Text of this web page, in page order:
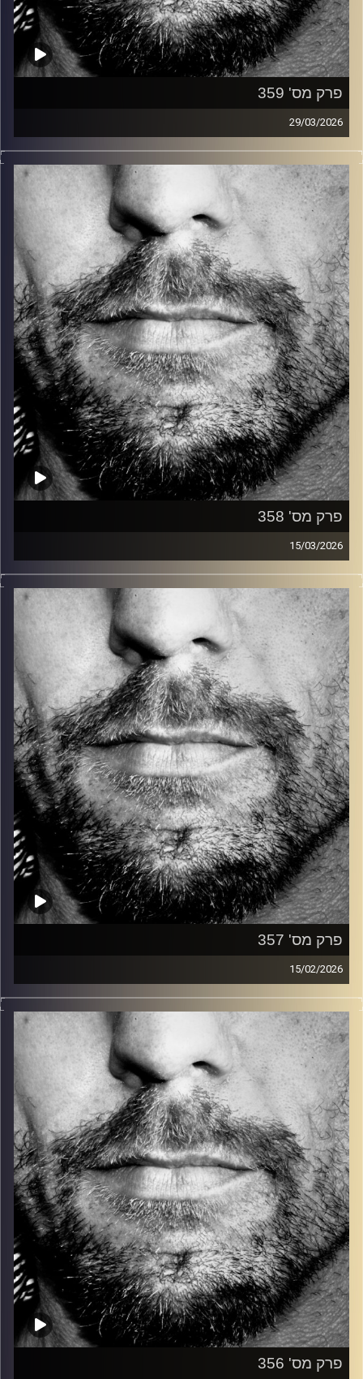
פרק מס' 359
29/03/2026
זיפים, מוזיקה מחוספסת של הופעות חיות. הרבה ג'אם, רוק,
בלוז, bluegrass, ג'אז, Fאנק, פרוגרסיב ואפילו אלקטרוניקה.
כל מה שחי, אמיתי ונושם.
עם שמוליק רגב.
קרדיט תמונות: David Goehring
פרק מס' 358
15/03/2026
זיפים, מוזיקה מחוספסת של הופעות חיות. הרבה ג'אם, רוק,
בלוז, bluegrass, ג'אז, Fאנק, פרוגרסיב ואפילו אלקטרוניקה.
כל מה שחי, אמיתי ונושם.
עם שמוליק רגב.
קרדיט תמונות: David Goehring
פרק מס' 357
15/02/2026
זיפים, מוזיקה מחוספסת של הופעות חיות. הרבה ג'אם, רוק,
בלוז, bluegrass, ג'אז, Fאנק, פרוגרסיב ואפילו אלקטרוניקה.
כל מה שחי, אמיתי ונושם.
עם שמוליק רגב.
קרדיט תמונות: David Goehring
פרק מס' 356